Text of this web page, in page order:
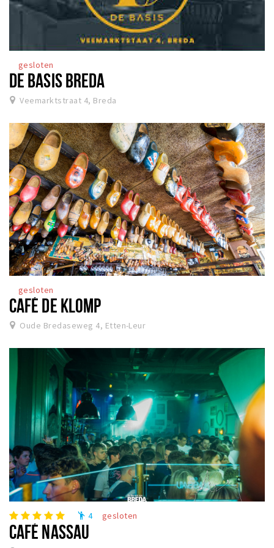
gesloten
DE BASIS BREDA
Veemarktstraat 4, Breda
gesloten
CAFÉ DE KLOMP
Oude Bredaseweg 4, Etten-Leur
emoji_people 4 gesloten
CAFÉ NASSAU